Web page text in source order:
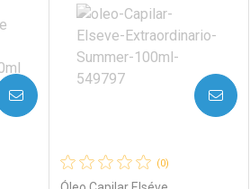
Laboratório
Por Menos
(0)
AVISE-ME